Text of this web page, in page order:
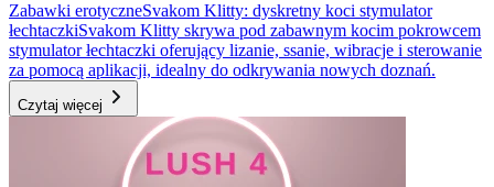
Zabawki erotyczneSvakom Klitty: dyskretny koci stymulator
łechtaczkiSvakom Klitty skrywa pod zabawnym kocim pokrowcem
stymulator łechtaczki oferujący lizanie, ssanie, wibracje i sterowanie
za pomocą aplikacji, idealny do odkrywania nowych doznań.
Czytaj więcej